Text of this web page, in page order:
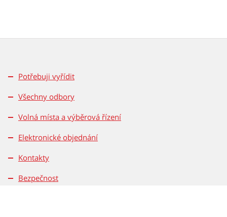
Potřebuji vyřídit
Všechny odbory
Volná místa a výběrová řízení
Elektronické objednání
Kontakty
Bezpečnost